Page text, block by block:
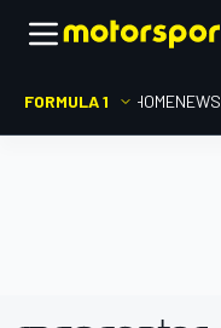
FORMULA 1 HOMENEWS